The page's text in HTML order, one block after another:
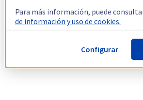
Para más información, puede
de información y uso de cookies.
Configurar